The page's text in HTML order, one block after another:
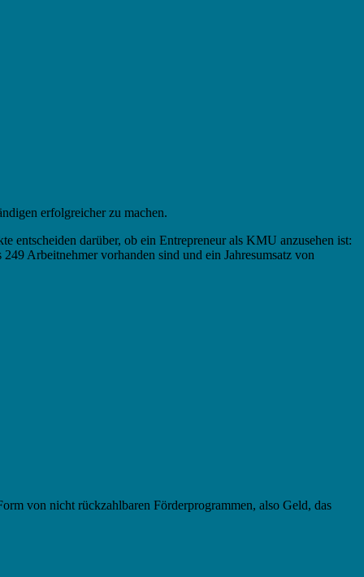
erfolgreicher zu machen.
entscheiden darüber, ob ein Entrepreneur als KMU anzusehen ist:
Arbeitnehmer vorhanden sind und ein Jahresumsatz von
von nicht rückzahlbaren Förderprogrammen, also Geld, das